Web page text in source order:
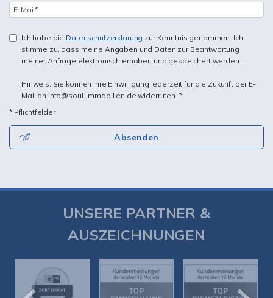
Ich habe die Datenschutzerklärung zur Kenntnis genommen. Ich
stimme zu, dass meine Angaben und Daten zur Beantwortung
meiner Anfrage elektronisch erhoben und gespeichert werden.
Hinweis: Sie können Ihre Einwilligung jederzeit für die Zukunft per E-
Mail an info@soul-immobilien.de widerrufen. *
* Pflichtfelder
Absenden
UNSERE PARTNER &
AUSZEICHNUNGEN